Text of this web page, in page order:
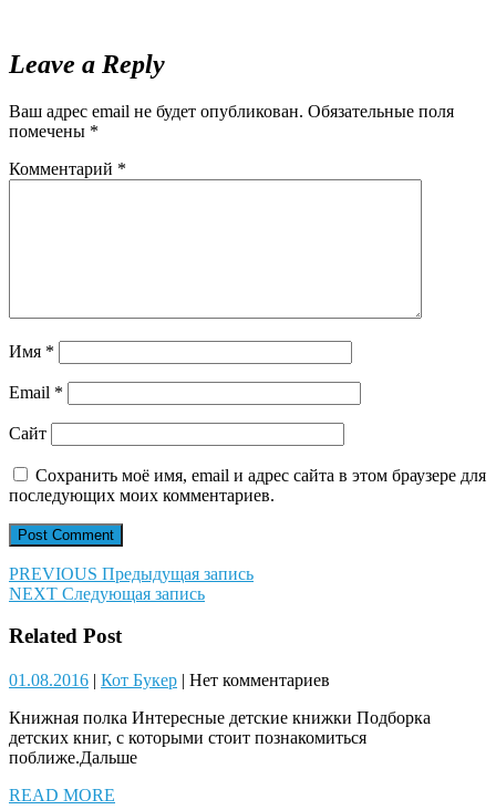
Leave a Reply
Ваш адрес email не будет опубликован. Обязательные поля
помечены *
Комментарий *
Имя *
Email *
Сайт
Сохранить моё имя, email и адрес сайта в этом браузере для
последующих моих комментариев.
Навигация
по
записям
PREVIOUS Предыдущая
запись:
Предыдущая запись
NEXT Следующая
Следующая запись
Related Post
01.08.201601.08.2016
| Кот БукерКот
| Нет комментариев
Книжная полка Интересные детские книжки Подборка
детских книг, с которыми стоит познакомиться
поближе.Дальше
READ MORE